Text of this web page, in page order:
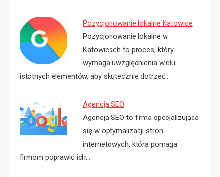
Pozycjonowanie lokalne Katowice
Pozycjonowanie lokalne w
Katowicach to proces, który
wymaga uwzględnienia wielu
istotnych elementów, aby skutecznie dotrzeć…
Agencja SEO
Agencja SEO to firma specjalizująca
się w optymalizacji stron
internetowych, która pomaga
firmom poprawić ich…